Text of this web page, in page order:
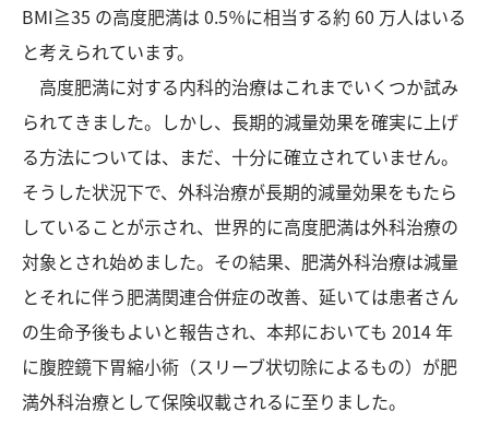
BMI≧35 の高度肥満は 0.5％に相当する約 60 万人はいる
と考えられています。
高度肥満に対する内科的治療はこれまでいくつか試み
られてきました。しかし、長期的減量効果を確実に上げ
る方法については、まだ、十分に確立されていません。
そうした状況下で、外科治療が長期的減量効果をもたら
していることが示され、世界的に高度肥満は外科治療の
対象とされ始めました。その結果、肥満外科治療は減量
とそれに伴う肥満関連合併症の改善、延いては患者さん
の生命予後もよいと報告され、本邦においても 2014 年
に腹腔鏡下胃縮小術（スリーブ状切除によるもの）が肥
満外科治療として保険収載されるに至りました。